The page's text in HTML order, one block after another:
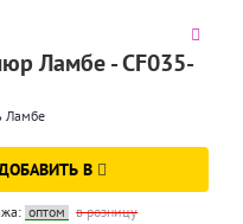
Ламбе - CF035-
Ламбе
В
оптом в розницу